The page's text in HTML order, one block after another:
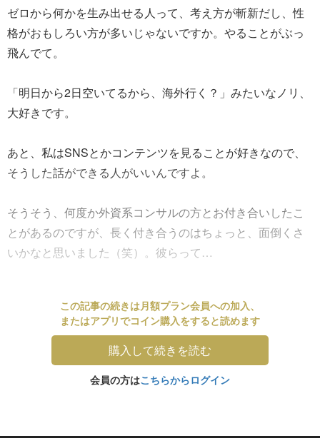
ゼロから何かを生み出せる人って、考え方が斬新だし、性
格がおもしろい方が多いじゃないですか。やることがぶっ
飛んでて。
「明日から2日空いてるから、海外行く？」みたいなノリ、
大好きです。
あと、私はSNSとかコンテンツを見ることが好きなので、
そうした話ができる人がいいんですよ。
そうそう、何度か外資系コンサルの方とお付き合いしたこ
とがあるのですが、長く付き合うのはちょっと、面倒くさ
いかなと思いました（笑）。彼らって…
この記事の続きは月額プラン会員への加入、
またはアプリでコイン購入をすると読めます
購入して続きを読む
会員の方はこちらからログイン